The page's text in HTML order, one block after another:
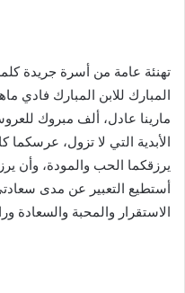
تهنئة عامة من أسرة جريدة كلمة
المبارك للابن المبارك فادي
مارينا عادل، ألف مبروك
الأبدية التي لا تزول،
يرزقكما الحب والمودة، وأن
أستطيع التعبير عن مدى
الاستقرار والمحبة والسعادة